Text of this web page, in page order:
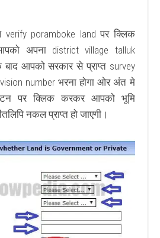
poramboke land पर क्लिक
अपना district village talluk
आपको सरकार से प्राप्त survey
number भरना होगा ओर अंत मे
पर क्लिक करकर आपको भूमि
नकल प्राप्त हो जाएगी।